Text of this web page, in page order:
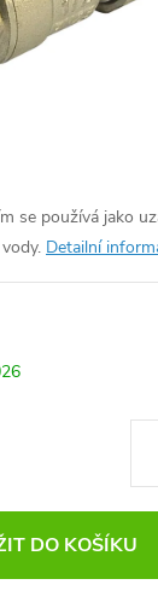
se používá jako
Detailní
DO KOŠÍKU